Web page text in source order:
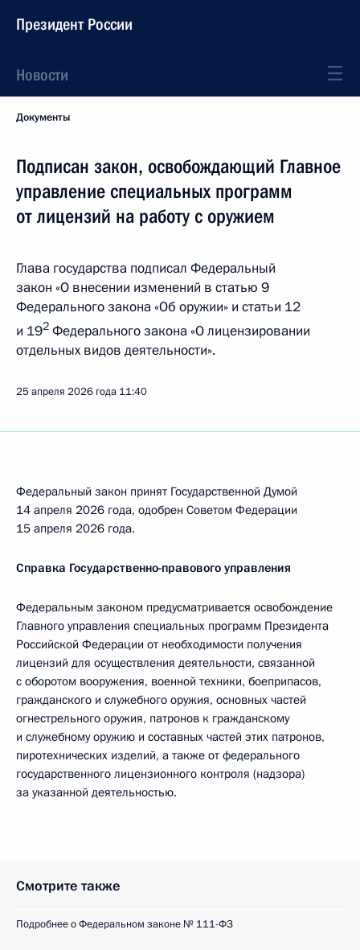
Президент России
Новости
Документы
Подписан закон, освобождающий Главное
управление специальных программ
от лицензий на работу с оружием
Глава государства подписал Федеральный
закон «О внесении изменений в статью 9
Федерального закона «Об оружии» и статьи 12
и 192 Федерального закона «О лицензировании
отдельных видов деятельности».
25 апреля 2026 года 11:40
Федеральный закон принят Государственной Думой
14 апреля 2026 года, одобрен Советом Федерации
15 апреля 2026 года.
Справка Государственно-правового управления
Федеральным законом предусматривается освобождение
Главного управления специальных программ Президента
Российской Федерации от необходимости получения
лицензий для осуществления деятельности, связанной
с оборотом вооружения, военной техники, боеприпасов,
гражданского и служебного оружия, основных частей
огнестрельного оружия, патронов к гражданскому
и служебному оружию и составных частей этих патронов,
пиротехнических изделий, а также от федерального
государственного лицензионного контроля (надзора)
за указанной деятельностью.
Смотрите также
Подробнее о Федеральном законе № 111-ФЗ